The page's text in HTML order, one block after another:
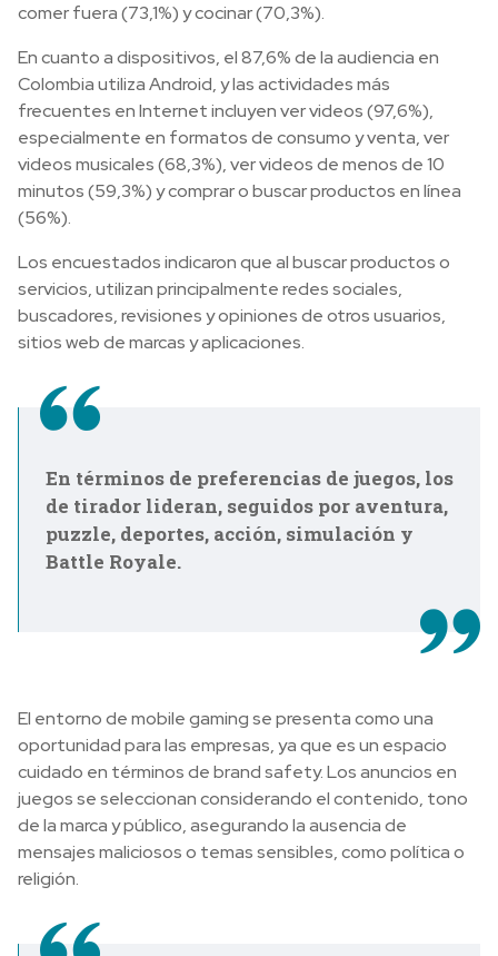
comer fuera (73,1%) y cocinar (70,3%).
En cuanto a dispositivos, el 87,6% de la audiencia en
Colombia utiliza Android, y las actividades más
frecuentes en Internet incluyen ver videos (97,6%),
especialmente en formatos de consumo y venta, ver
videos musicales (68,3%), ver videos de menos de 10
minutos (59,3%) y comprar o buscar productos en línea
(56%).
Los encuestados indicaron que al buscar productos o
servicios, utilizan principalmente redes sociales,
buscadores, revisiones y opiniones de otros usuarios,
sitios web de marcas y aplicaciones.
En términos de preferencias de juegos, los
de tirador lideran, seguidos por aventura,
puzzle, deportes, acción, simulación y
Battle Royale.
El entorno de mobile gaming se presenta como una
oportunidad para las empresas, ya que es un espacio
cuidado en términos de brand safety. Los anuncios en
juegos se seleccionan considerando el contenido, tono
de la marca y público, asegurando la ausencia de
mensajes maliciosos o temas sensibles, como política o
religión.